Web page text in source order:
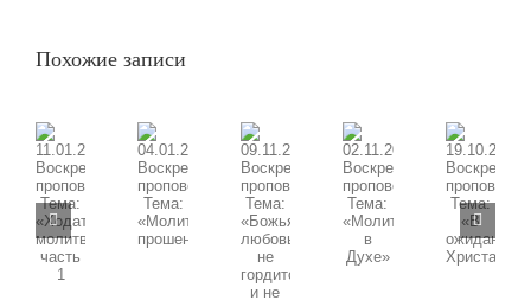
Похожие записи
11.01.2026
Воскресная
проповедь,
«Ходатайственная
04.01.2026
Воскресная
проповедь,
09.11.2025
Воскресная
проповедь,
Тема:
«Божья
любовь
02.11.2025
Воскресная
проповедь,
Тема:
19.10.2025
Воскресная
проповедь,
Тема: